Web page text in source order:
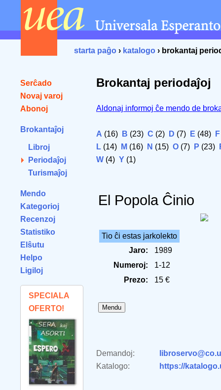
starta paĝo › katalogo › brokantaj
Serĉado
Novaj varoj
Abonoj
Brokantaĵoj
Libroj
Periodaĵoj
Turismaĵoj
Mendo
Kategorioj
Recenzoj
Statistiko
Elŝutu
Helpo
Ligiloj
SPECIALA
OFERTO!
Brokantaj periodaĵoj
Aldonaj informoj ĉe mendo de
A (16) B (23) C (2) D (7) E (48) F
L (14) M (16) N (15) O (7) P (23)
W (4) Y (1)
El Popola Ĉinio
Tio ĉi estas jarkolekto
Jaro:
1989
Numeroj:
1-12
Prezo:
15 €
Demandoj:
Katalogo:
https://